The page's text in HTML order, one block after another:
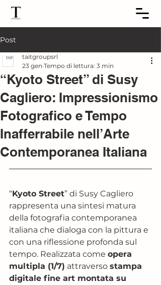
Post
“Kyoto Street” di Susy
Cagliero: Impressionismo
Fotografico e Tempo
Inafferrabile nell’Arte
Contemporanea Italiana
taitgroupsrl
23 gen Tempo di lettura: 3 min
“Kyoto Street” di Susy Cagliero
rappresenta una sintesi matura
della fotografia contemporanea
italiana che dialoga con la pittura e
con una riflessione profonda sul
tempo. Realizzata come opera
multipla (1/7) attraverso stampa
digitale fine art montata su